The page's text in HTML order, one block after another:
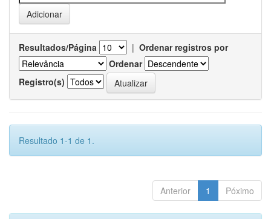
Resultados/Página | Ordenar registros por
Ordenar
Registro(s)
Resultado 1-1 de 1.
Anterior 1 Póximo